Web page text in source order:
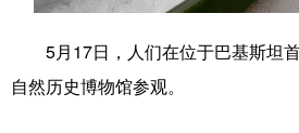
5月17日，人们在位于巴基斯坦首
自然历史博物馆参观。